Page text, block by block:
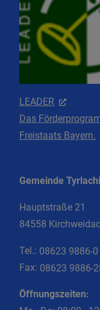
LEADER
Das
Freistaats Bayern.
Gemeinde
Hauptstraße 21
84558
Tel.: 08623 9886-0
Fax: 08623 9886-
Öffnungszeiten: